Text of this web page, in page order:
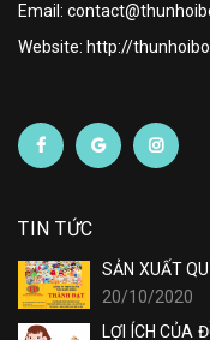
Email:
Website: http://
TIN TỨC
SẢN XUẤT
20/10/2020
LỢI ÍCH CỦA